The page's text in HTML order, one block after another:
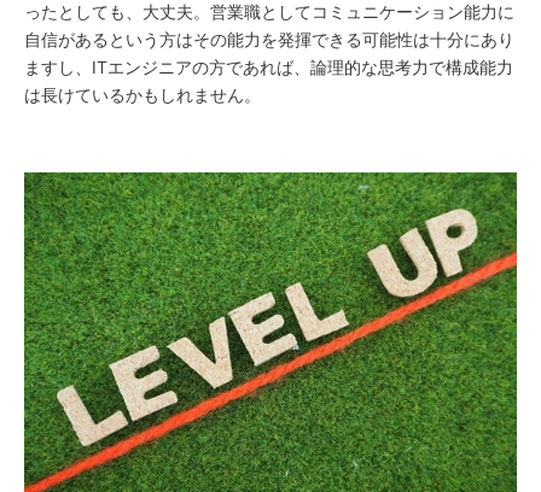
ったとしても、大丈夫。営業職としてコミュニケーション能力に
自信があるという方はその能力を発揮できる可能性は十分にあり
ますし、ITエンジニアの方であれば、論理的な思考力で構成能力
は長けているかもしれません。